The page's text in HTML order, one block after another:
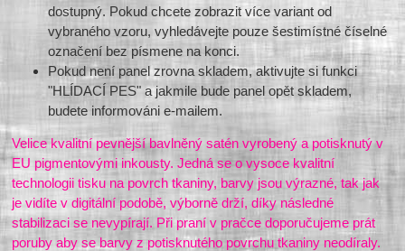
dostupný. Pokud chcete zobrazit více variant od
vybraného vzoru, vyhledávejte pouze šestimístné číselné
označení bez písmene na konci.
Pokud není panel zrovna skladem, aktivujte si funkci
"HLÍDACÍ PES" a jakmile bude panel opět skladem,
budete informováni e-mailem.
Velice kvalitní pevnější bavlněný satén vyrobený a potisknutý v
EU pigmentovými inkousty. Jedná se o vysoce kvalitní
technologii tisku na povrch tkaniny, barvy jsou výrazné, tak jak
je vidíte v digitální podobě, výborně drží, díky následné
stabilizaci se nevypírají. Při praní v pračce doporučujeme prát
poruby aby se barvy z potisknutého povrchu tkaniny neodíraly.